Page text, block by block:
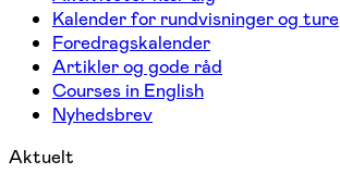
Kalender for rundvisninger og ture
Foredragskalender
Artikler og gode råd
Courses in English
Nyhedsbrev
Aktuelt